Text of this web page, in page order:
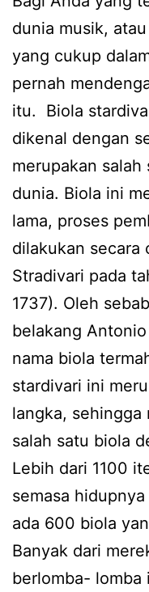
dunia musik,
yang cukup
pernah
itu. Biola
dikenal dengan
merupakan
dunia. Biola ini
lama, proses
dilakukan secara
Stradivari pada
1737). Oleh
belakang
nama biola
stardivari ini
langka, sehingga
salah satu biola
Lebih dari 1100
semasa
ada 600 biola
Banyak dari
berlomba- lomba